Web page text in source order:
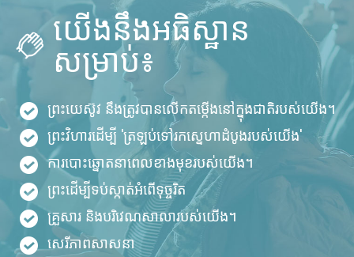
យើងនឹងអធិស្ឋាន
សម្រាប់៖
ព្រះយេស៊ូវ នឹងត្រូវបានលើកតម្កើងនៅក្នុងជាតិរបស់យើង។
ព្រះវិហារដើម្បី 'ត្រឡប់ទៅរកស្នេហាដំបូងរបស់យើង'
ការបោះឆ្នោតនាពេលខាងមុខរបស់យើង។
ព្រះ​ដើម្បី​ទប់​ស្កាត់​អំពើ​ទុច្ចរិត
គ្រួសារ និងបរិវេណសាលារបស់យើង។
សេរីភាពសាសនា